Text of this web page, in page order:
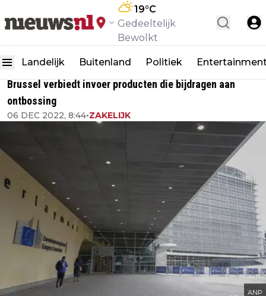
19°C
Gedeeltelijk
Bewolkt
Landelijk Buitenland Politiek
Brussel verbiedt invoer producten die bijdragen aan
ontbossing
06 DEC 2022, 8:44•ZAKELIJK
ANP